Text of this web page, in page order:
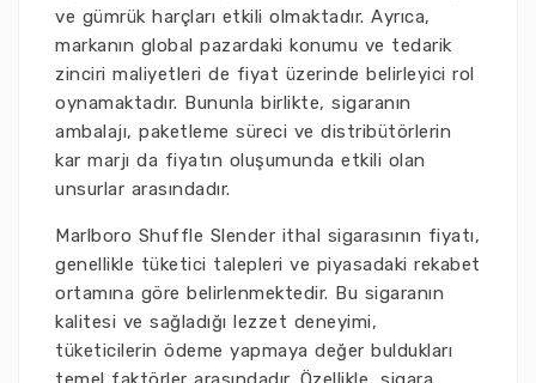
ve gümrük harçları etkili olmaktadır. Ayrıca,
markanın global pazardaki konumu ve tedarik
zinciri maliyetleri de fiyat üzerinde belirleyici rol
oynamaktadır. Bununla birlikte, sigaranın
ambalajı, paketleme süreci ve distribütörlerin
kar marjı da fiyatın oluşumunda etkili olan
unsurlar arasındadır.
Marlboro Shuffle Slender ithal sigarasının fiyatı,
genellikle tüketici talepleri ve piyasadaki rekabet
ortamına göre belirlenmektedir. Bu sigaranın
kalitesi ve sağladığı lezzet deneyimi,
tüketicilerin ödeme yapmaya değer buldukları